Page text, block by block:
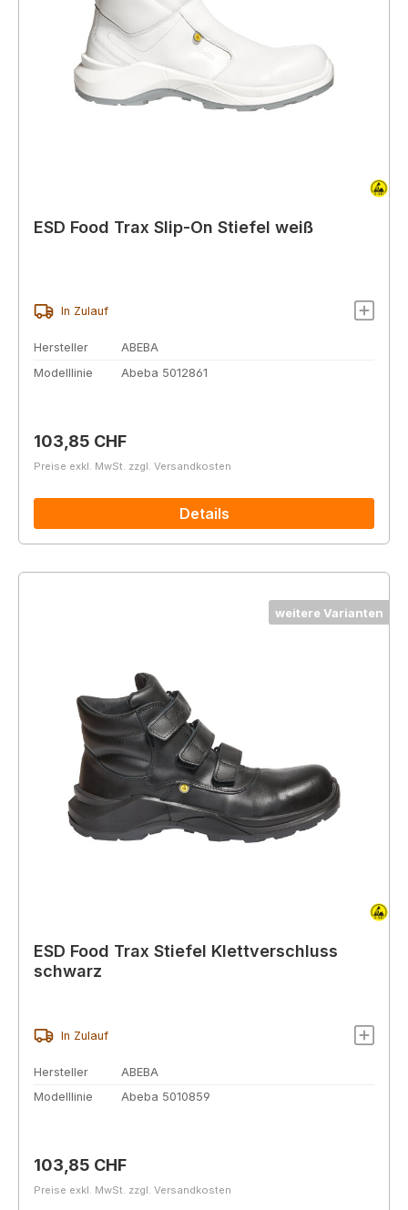
ESD Food Trax Slip-On Stiefel weiß
In Zulauf
Hersteller
ABEBA
Modelllinie
Abeba 5012861
Regulärer Preis:
103,85 CHF
Preise exkl. MwSt. zzgl. Versandkosten
Details
weitere Varianten
ESD Food Trax Stiefel Klettverschluss
schwarz
In Zulauf
Hersteller
ABEBA
Modelllinie
Abeba 5010859
Regulärer Preis:
103,85 CHF
Preise exkl. MwSt. zzgl. Versandkosten